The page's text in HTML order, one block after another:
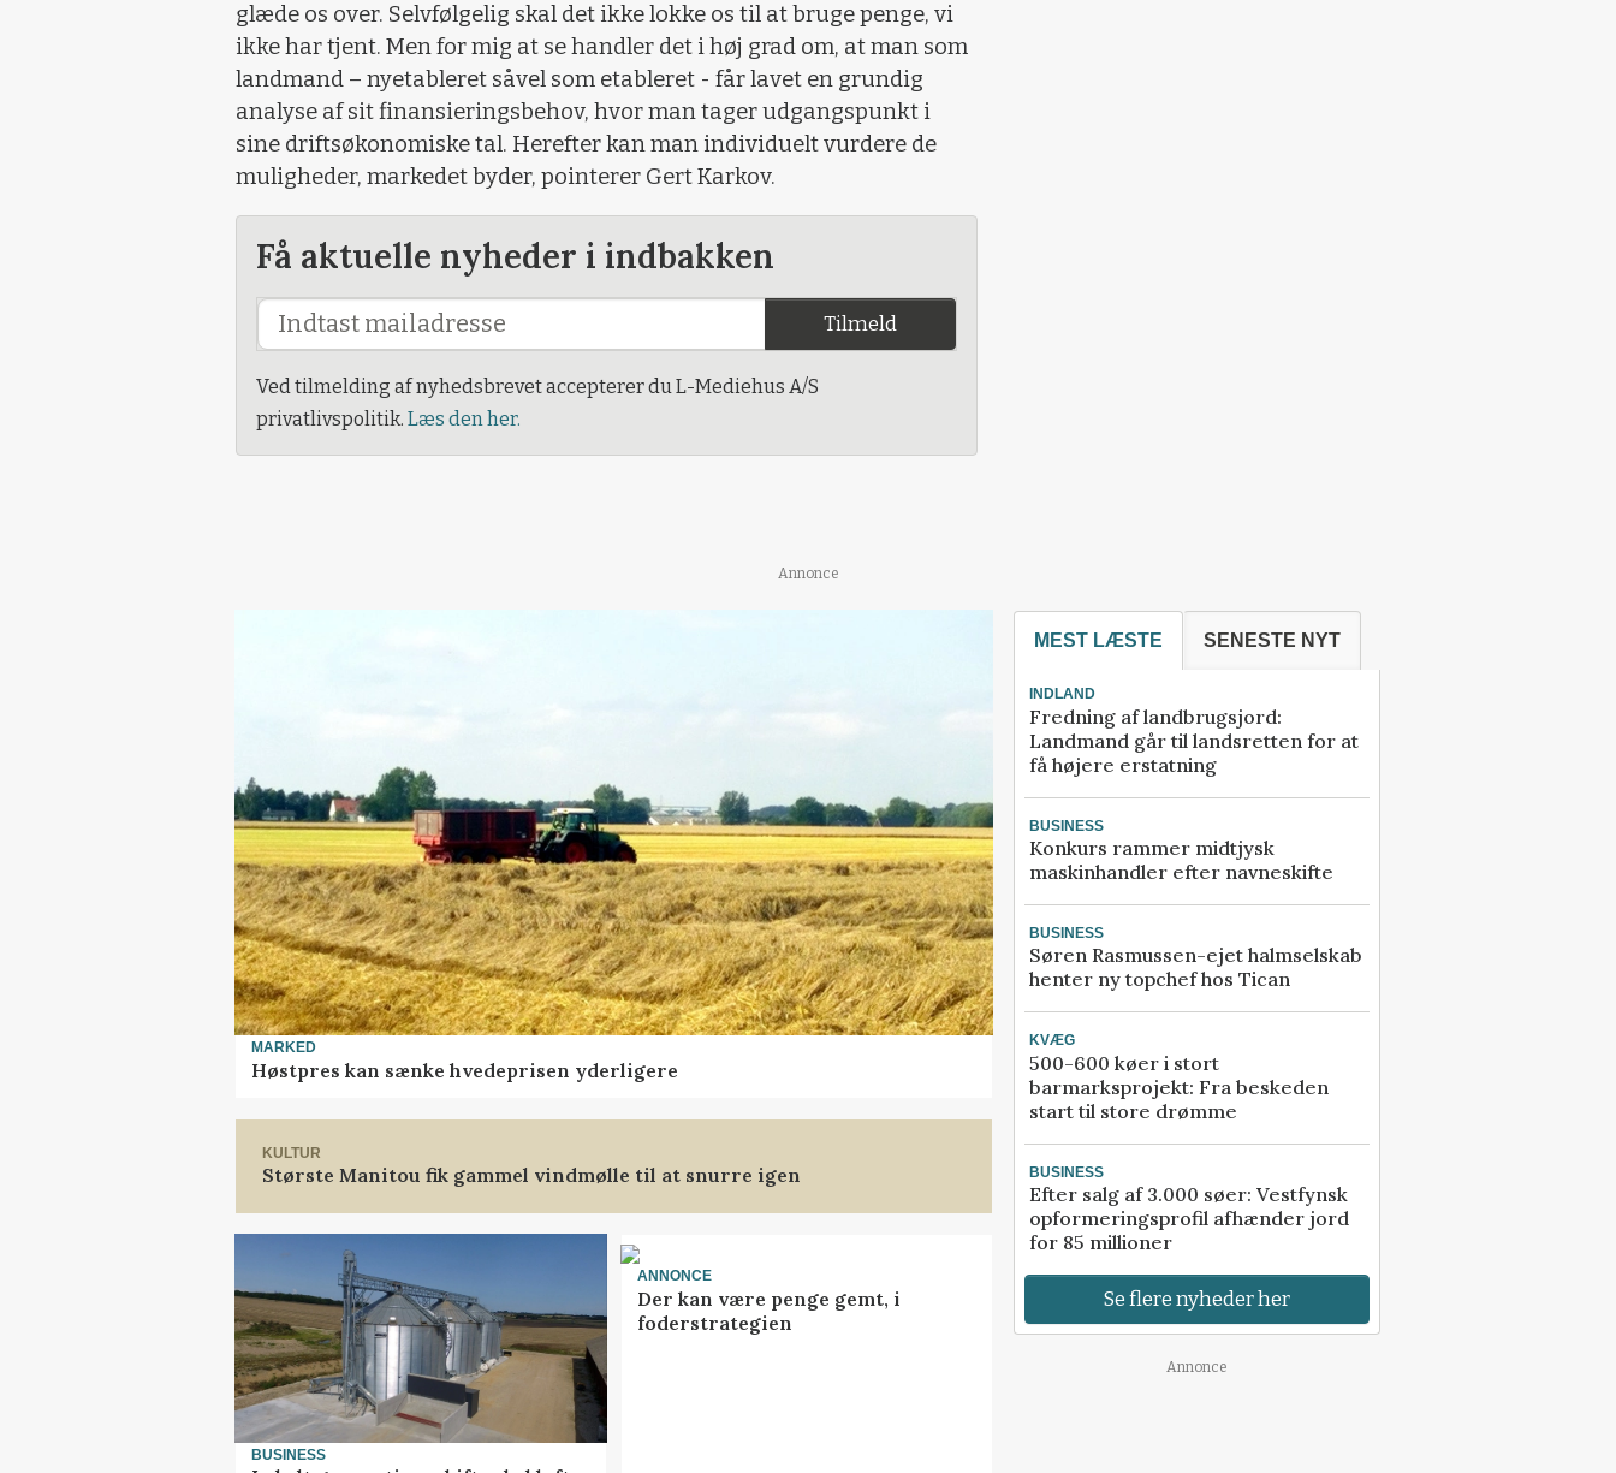
glæde os over. Selvfølgelig skal det ikke lokke os til at bruge penge, vi
ikke har tjent. Men for mig at se handler det i høj grad om, at man som
landmand – nyetableret såvel som etableret - får lavet en grundig
analyse af sit finansieringsbehov, hvor man tager udgangspunkt i
sine driftsøkonomiske tal. Herefter kan man individuelt vurdere de
muligheder, markedet byder, pointerer Gert Karkov.
Få aktuelle nyheder i indbakken
Tilmeld
Ved tilmelding af nyhedsbrevet accepterer du L-Mediehus A/S
privatlivspolitik. Læs den her.
Annonce
MARKED
Høstpres kan sænke hvedeprisen yderligere
KULTUR
Største Manitou fik gammel vindmølle til at snurre igen
BUSINESS
ANNONCE
Der kan være penge gemt, i
foderstrategien
MEST LÆSTE SENESTE NYT
INDLAND
Fredning af landbrugsjord:
Landmand går til landsretten for at
få højere erstatning
BUSINESS
Konkurs rammer midtjysk
maskinhandler efter navneskifte
BUSINESS
Søren Rasmussen-ejet halmselskab
henter ny topchef hos Tican
KVÆG
500-600 køer i stort
barmarksprojekt: Fra beskeden
start til store drømme
BUSINESS
Efter salg af 3.000 søer: Vestfynsk
opformeringsprofil afhænder jord
for 85 millioner
Se flere nyheder her
Annonce